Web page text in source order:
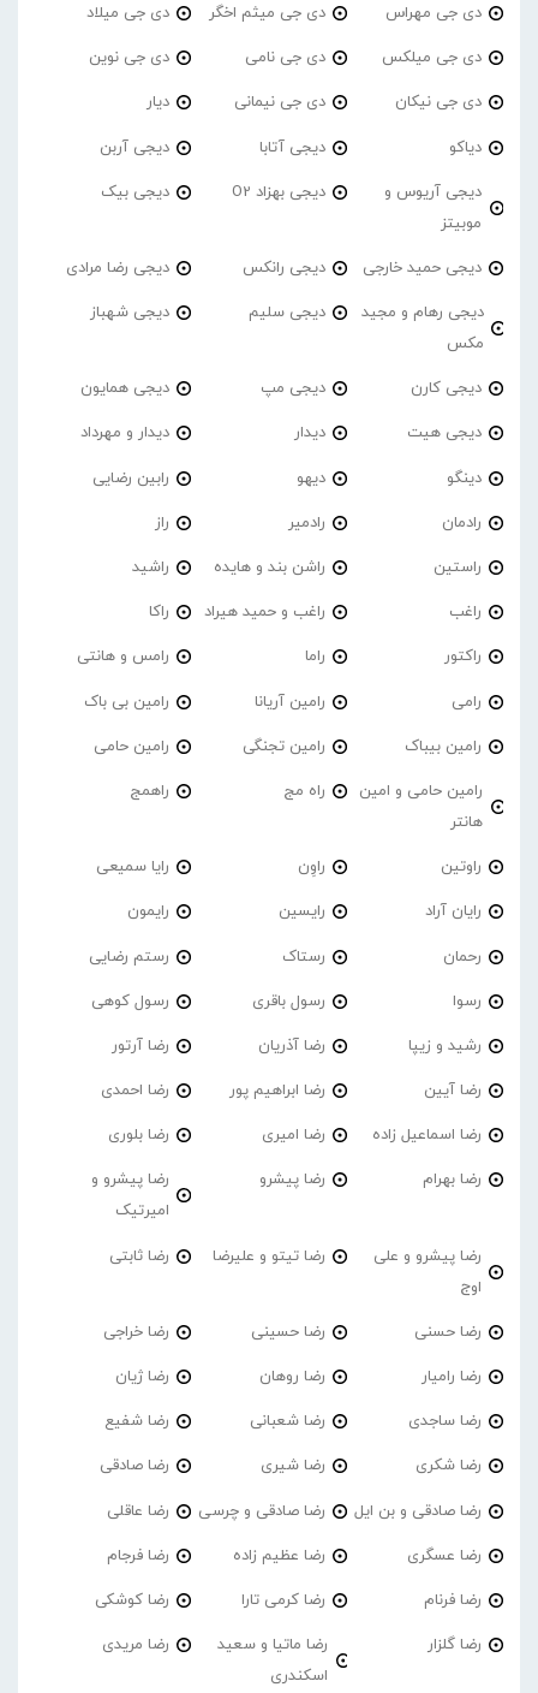
دی جی مهراس دی جی میثم اخگر دی جی میلاد
دی جی میلکس دی جی نامی دی جی نوین
دی جی نیکان دی جی نیمانی دیار
دیاکو دیجی آتابا دیجی آربن
دیجی آریوس و
موبیتز
دیجی بهزاد O2 دیجی بیک
دیجی حمید خارجی دیجی رانکس دیجی رضا مرادی
دیجی رهام و مجید
مکس
دیجی سلیم دیجی شهباز
دیجی کارن دیجی مپ دیجی همایون
دیجی هیت دیدار دیدار و مهرداد
دینگو دیهو رابین رضایی
رادمان رادمیر راز
راستین راشن بند و هایده راشید
راغب راغب و حمید هیراد راکا
راکتور راما رامس و هانتی
رامی رامین آریانا رامین بی باک
رامین بیباک رامین تجنگی رامین حامی
رامین حامی و امین
هانتر
راه مج راهمج
راوتین راوِن رایا سمیعی
رایان آراد رایسین رایمون
رحمان رستاک رستم رضایی
رسوا رسول باقری رسول کوهی
رشید و زیپا رضا آذریان رضا آرتور
رضا آیین رضا ابراهیم پور رضا احمدی
رضا اسماعیل زاده رضا امیری رضا بلوری
رضا بهرام رضا پیشرو
رضا پیشرو و
امیرتیک
رضا پیشرو و علی
اوج
رضا تیتو و علیرضا رضا ثابتی
رضا حسنی رضا حسینی رضا خراجی
رضا رامیار رضا روهان رضا ژیان
رضا ساجدی رضا شعبانی رضا شفیع
رضا شکری رضا شیری رضا صادقی
رضا صادقی و بن ایل رضا صادقی و چرسی رضا عاقلی
رضا عسگری رضا عظیم زاده رضا فرجام
رضا فرنام رضا کرمی تارا رضا کوشکی
رضا گلزار
رضا ماتیا و سعید
اسکندری
رضا مریدی